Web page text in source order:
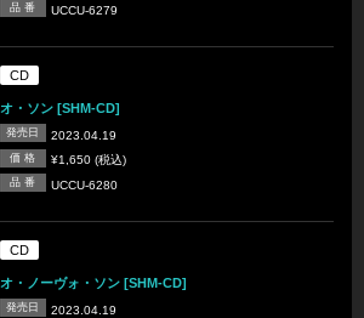
品 番 UCCU-6279
CD
オ・ソン [SHM-CD]
発売日 2023.04.19
価 格 ¥1,650 (税込)
品 番 UCCU-6280
CD
オ・ノーヴォ・ソン [SHM-CD]
発売日 2023.04.19